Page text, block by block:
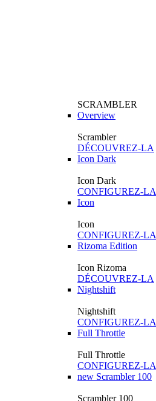
SCRAMBLER
Overview
Scrambler
DÉCOUVREZ-LA
Icon Dark
Icon Dark
CONFIGUREZ-LA
Icon
Icon
CONFIGUREZ-LA
Rizoma Edition
Icon Rizoma
DÉCOUVREZ-LA
Nightshift
Nightshift
CONFIGUREZ-LA
Full Throttle
Full Throttle
CONFIGUREZ-LA
new Scrambler 100
Scrambler 100